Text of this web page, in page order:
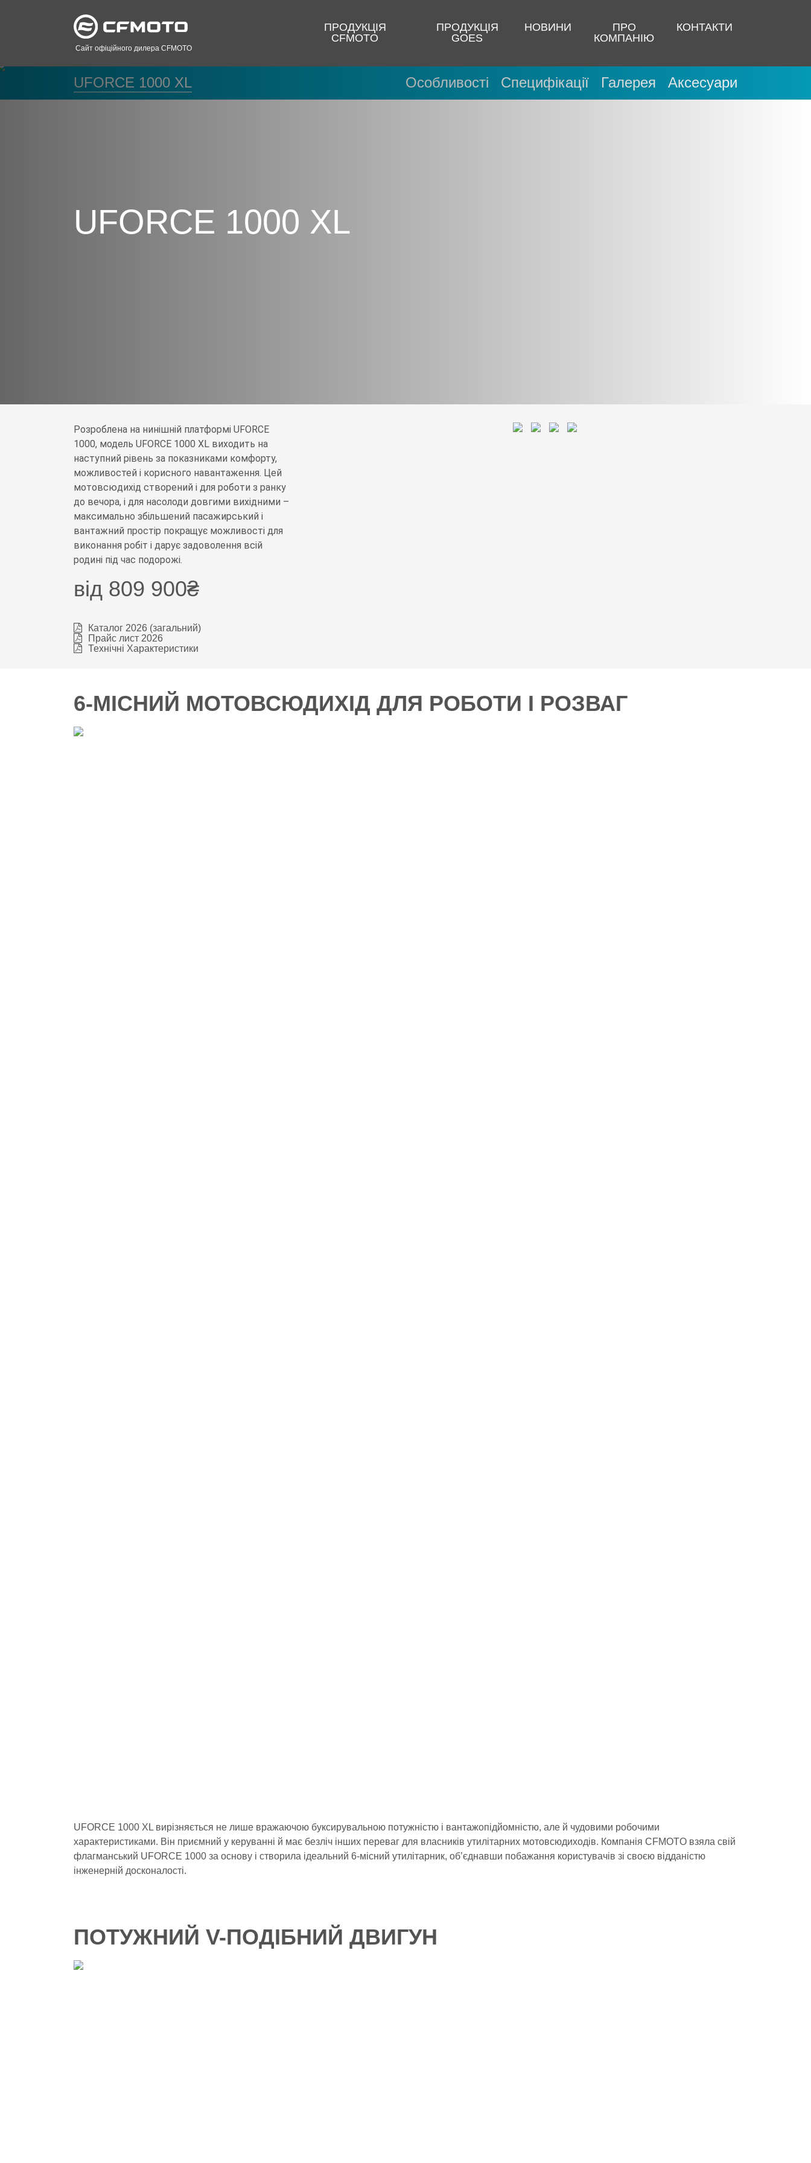
Сайт офіційного дилера CFMOTO
ПРОДУКЦІЯ
CFMOTO
ПРОДУКЦІЯ
GOES
НОВИНИ
ПРО
КОМПАНІЮ
КОНТАКТИ
UFORCE 1000 XL Особливості Специфікації Галерея Аксесуари
UFORCE 1000 XL
Розроблена на нинішній платформі UFORCE
1000, модель UFORCE 1000 XL виходить на
наступний рівень за показниками комфорту,
можливостей і корисного навантаження. Цей
мотовсюдихід створений і для роботи з ранку
до вечора, і для насолоди довгими вихідними –
максимально збільшений пасажирський і
вантажний простір покращує можливості для
виконання робіт і дарує задоволення всій
родині під час подорожі.
від 809 900₴
Каталог 2026 (загальний)
Прайс лист 2026
Технічні Характеристики
6-МІСНИЙ МОТОВСЮДИХІД ДЛЯ РОБОТИ І РОЗВАГ
UFORCE 1000 XL вирізняється не лише вражаючою буксирувальною потужністю і вантажопідйомністю, але й чудовими робочими
характеристиками. Він приємний у керуванні й має безліч інших переваг для власників утилітарних мотовсюдиходів. Компанія CFMOTO взяла свій
флагманський UFORCE 1000 за основу і створила ідеальний 6-місний утилітарник, об’єднавши побажання користувачів зі своєю відданістю
інженерній досконалості.
ПОТУЖНИЙ V-ПОДІБНИЙ ДВИГУН